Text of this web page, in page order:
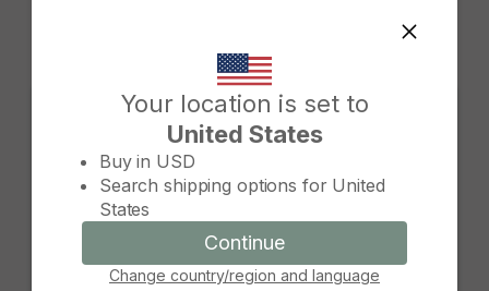
Your location is set to
United States
Buy in USD
Search shipping options for United
States
Continue
Change country/region and language
Change country/region
Continue
Cancel
TONGA (TOP T$)
TRINIDAD Y TOBAGO (TTD
TURKMENISTÁN (USD $)
TURQUÍA (TRY ₺)
TUVALU (AUD $)
TÚNEZ (USD $)
UGANDA (UGX USH)
URUGUAY (UYU $U)
UZBEKISTÁN (UZS SO'M)
VANUATU (VUV VT)
VENEZUELA (USD $)